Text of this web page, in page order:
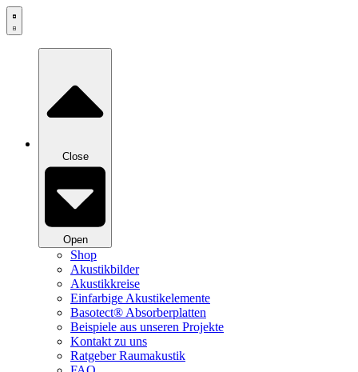
Zum
Inhalt
Close
Open
Shop
Akustikbilder
Akustikkreise
Einfarbige Akustikelemente
Basotect® Absorberplatten
Beispiele aus unseren Projekte
Kontakt zu uns
Ratgeber Raumakustik